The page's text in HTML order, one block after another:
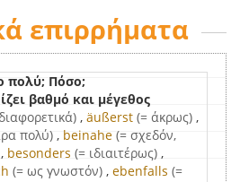
επιρρήματα
πολύ; Πόσο;
βαθμό και μέγεθος
, äußerst (= άκρως) ,
πολύ) , beinahe (= σχεδόν,
, besonders (= ιδιαιτέρως) ,
(= ως γνωστόν) , ebenfalls (=